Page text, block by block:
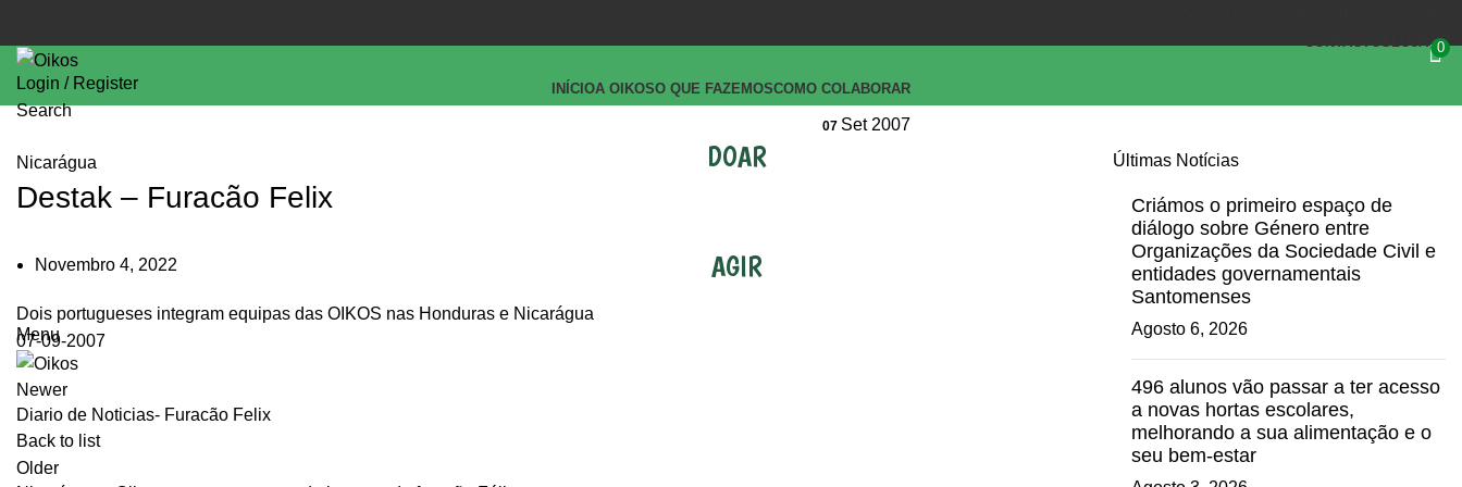
CONTACTOSLOJA 0
Login / Register
Search
INÍCIOA OIKOSO QUE FAZEMOSCOMO COLABORAR
DOAR
AGIR
Menu
Nicarágua
Destak – Furacão Felix
Novembro 4, 2022
07 Set 2007
Dois portugueses integram equipas das OIKOS nas Honduras e Nicarágua
07-09-2007
Newer
Diario de Noticias- Furacão Felix
Back to list
Older
Últimas Notícias
Criámos o primeiro espaço de
diálogo sobre Género entre
Organizações da Sociedade Civil e
entidades governamentais
Santomenses
Agosto 6, 2026
496 alunos vão passar a ter acesso
a novas hortas escolares,
melhorando a sua alimentação e o
seu bem-estar